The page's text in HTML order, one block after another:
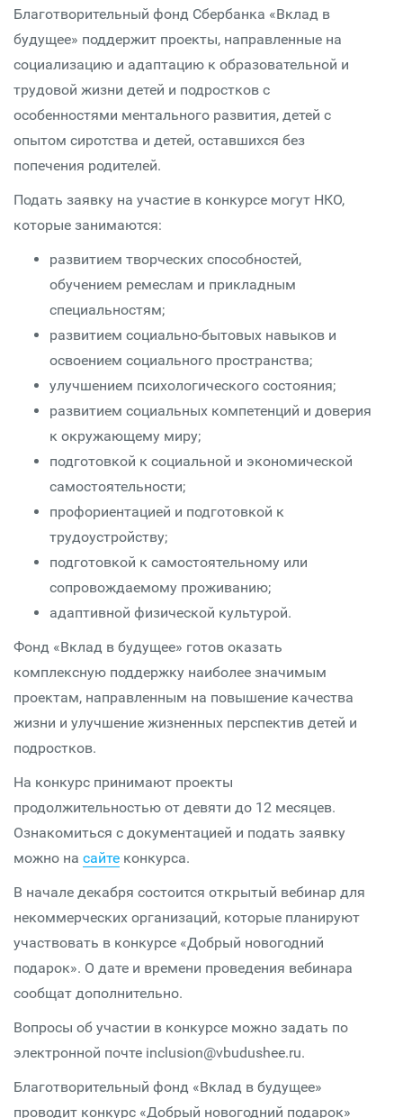
Благотворительный фонд Сбербанка «Вклад в
будущее» поддержит проекты, направленные на
социализацию и адаптацию к образовательной и
трудовой жизни детей и подростков с
особенностями ментального развития, детей с
опытом сиротства и детей, оставшихся без
попечения родителей.
Подать заявку на участие в конкурсе могут НКО,
которые занимаются:
развитием творческих способностей,
обучением ремеслам и прикладным
специальностям;
развитием социально-бытовых навыков и
освоением социального пространства;
улучшением психологического состояния;
развитием социальных компетенций и доверия
к окружающему миру;
подготовкой к социальной и экономической
самостоятельности;
профориентацией и подготовкой к
трудоустройству;
подготовкой к самостоятельному или
сопровождаемому проживанию;
адаптивной физической культурой.
Фонд «Вклад в будущее» готов оказать
комплексную поддержку наиболее значимым
проектам, направленным на повышение качества
жизни и улучшение жизненных перспектив детей и
подростков.
На конкурс принимают проекты
продолжительностью от девяти до 12 месяцев.
Ознакомиться с документацией и подать заявку
можно на сайте конкурса.
В начале декабря состоится открытый вебинар для
некоммерческих организаций, которые планируют
участвовать в конкурсе «Добрый новогодний
подарок». О дате и времени проведения вебинара
сообщат дополнительно.
Вопросы об участии в конкурсе можно задать по
электронной почте inclusion@vbudushee.ru.
Благотворительный фонд «Вклад в будущее»
проводит конкурс «Добрый новогодний подарок»